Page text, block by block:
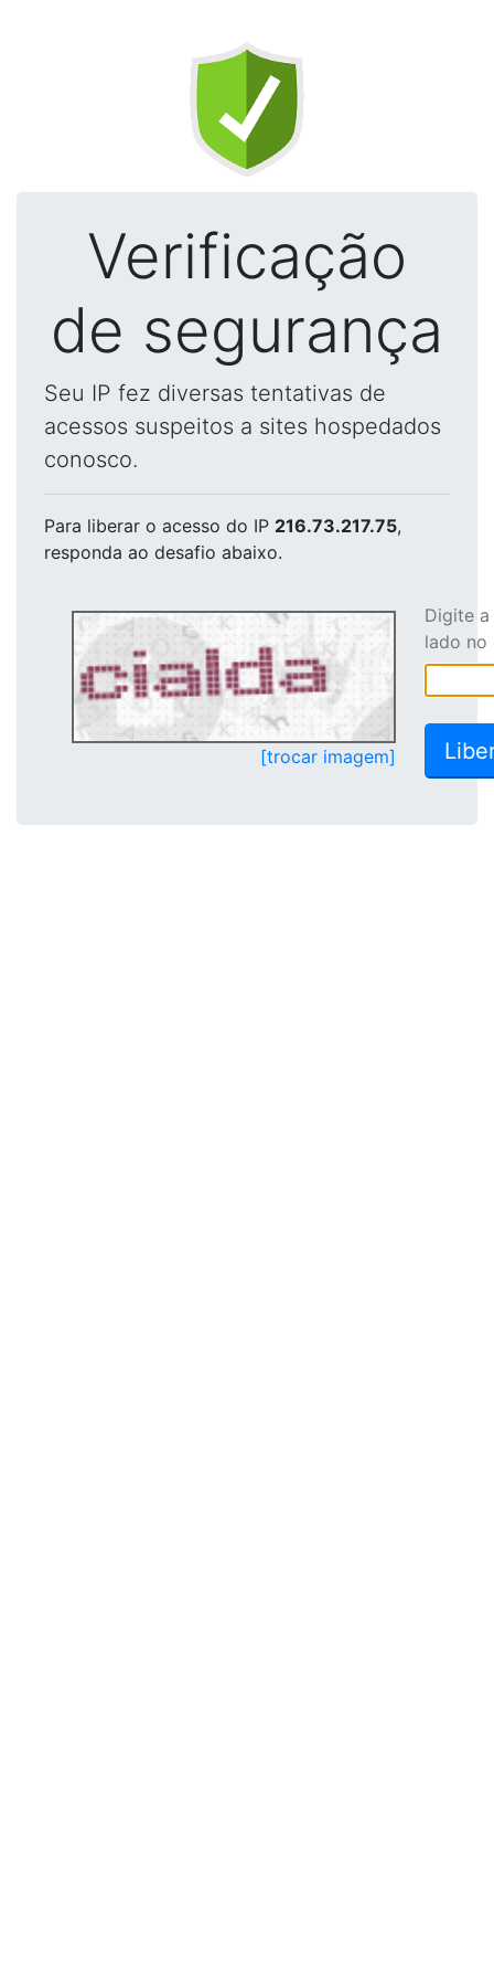
Verificação
de segurança
Seu IP fez diversas tentativas de
acessos suspeitos a sites hospedados
conosco.
Para liberar o acesso do IP 216.73.217.75,
responda ao desafio abaixo.
[trocar imagem]
Digite
lado no